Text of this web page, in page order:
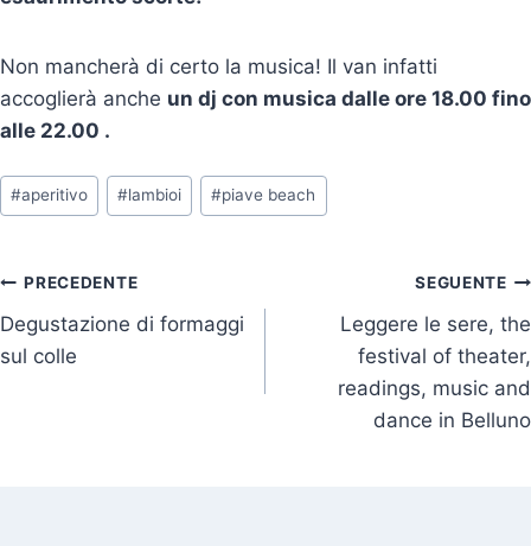
Non mancherà di certo la musica! Il van infatti
accoglierà anche un dj con musica dalle ore 18.00 fino
alle 22.00 .
Tag
articolo:
#aperitivo #lambioi #piave beach
Navigazione
articoli
PRECEDENTE
Degustazione di formaggi
sul colle
SEGUENTE
Leggere le sere, the
festival of theater,
readings, music and
dance in Belluno